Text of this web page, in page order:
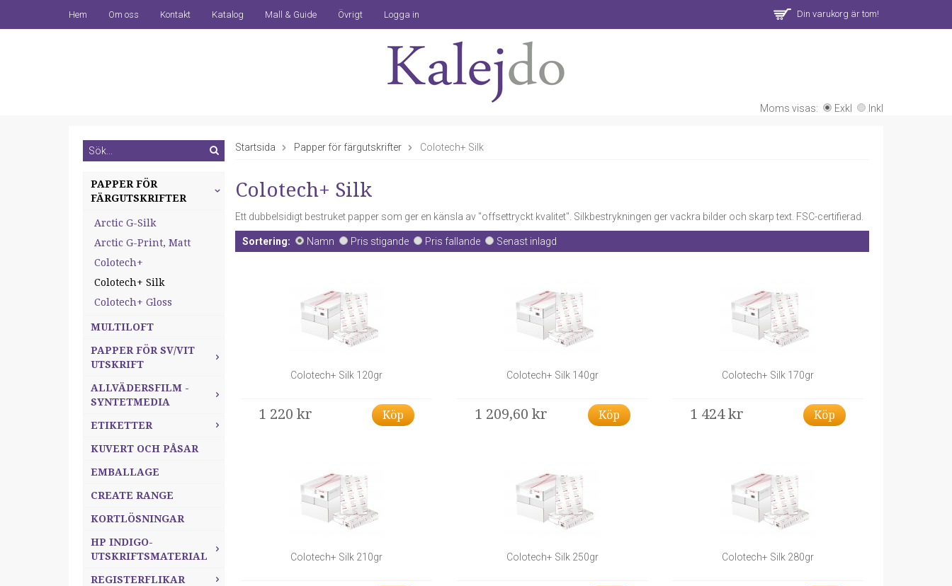
Hem Om oss Kontakt Katalog Mall & Guide Övrigt Logga in Din varukorg är tom!
Moms visas: Exkl Inkl
PAPPER FÖR
FÄRGUTSKRIFTER
Arctic G-Silk
Arctic G-Print, Matt
Colotech+
Colotech+ Silk
Colotech+ Gloss
MULTILOFT
PAPPER FÖR SV/VIT
UTSKRIFT
ALLVÄDERSFILM -
SYNTETMEDIA
ETIKETTER
KUVERT OCH PÅSAR
EMBALLAGE
CREATE RANGE
KORTLÖSNINGAR
HP INDIGO-
UTSKRIFTSMATERIAL
REGISTERFLIKAR
Startsida Papper för färgutskrifter Colotech+ Silk
Colotech+ Silk
Ett dubbelsidigt bestruket papper som ger en känsla av "offsettryckt kvalitet". Silkbestrykningen ger vackra bilder och skarp text. FSC-certifierad.
Sortering: Namn Pris stigande Pris fallande Senast inlagd
Colotech+ Silk 120gr
1 220 kr Köp
Colotech+ Silk 140gr
1 209,60 kr Köp
Colotech+ Silk 170gr
1 424 kr Köp
Colotech+ Silk 210gr Colotech+ Silk 250gr Colotech+ Silk 280gr